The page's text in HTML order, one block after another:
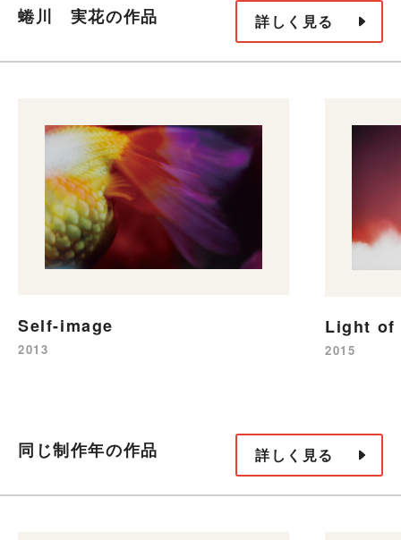
蜷川 実花の作品 詳しく見る
Self-image
2013
Light of
2015
同じ制作年の作品 詳しく見る